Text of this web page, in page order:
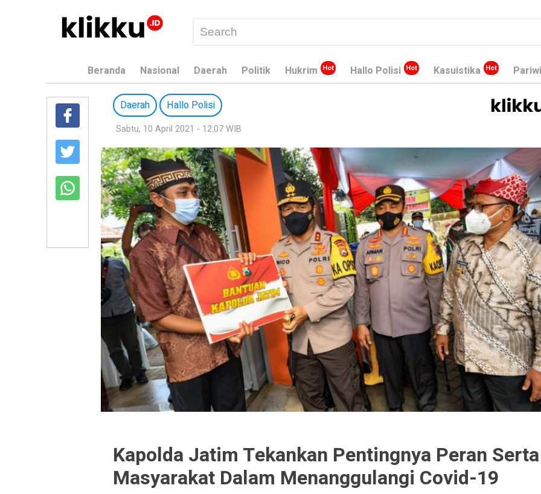
Beranda Nasional Daerah Politik Hukrim Hallo Polisi Kasuistika
Daerah Hallo Polisi
Sabtu, 10 April 2021 - 12:07 WIB
Kapolda Jatim Tekankan Pentingnya Peran Serta
Masyarakat Dalam Menanggulangi Covid-19